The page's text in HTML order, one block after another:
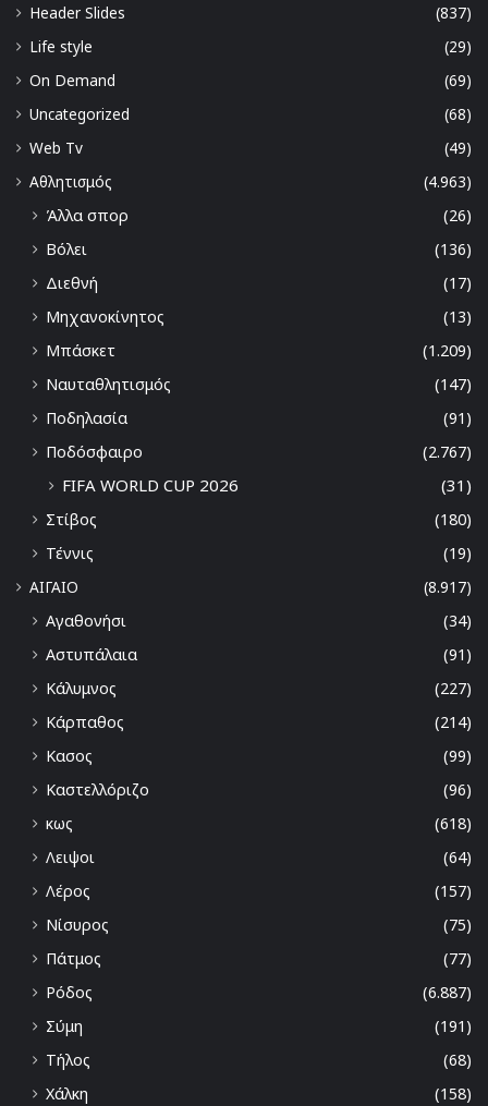
Header Slides
(837)
Life style
(29)
On Demand
(69)
Uncategorized
(68)
Web Tv
(49)
Αθλητισμός
(4.963)
Άλλα σπορ
(26)
Βόλει
(136)
Διεθνή
(17)
Μηχανοκίνητος
(13)
Μπάσκετ
(1.209)
Ναυταθλητισμός
(147)
Ποδηλασία
(91)
Ποδόσφαιρο
(2.767)
FIFA WORLD CUP 2026 (31)
Στίβος
(180)
Τέννις
(19)
ΑΙΓΑΙΟ
(8.917)
Αγαθονήσι
(34)
Αστυπάλαια
(91)
Κάλυμνος
(227)
Κάρπαθος
(214)
Κασος
(99)
Καστελλόριζο
(96)
κως
(618)
Λειψοι
(64)
Λέρος
(157)
Νίσυρος
(75)
Πάτμος
(77)
Ρόδος
(6.887)
Σύμη
(191)
Τήλος
(68)
Χάλκη
(158)